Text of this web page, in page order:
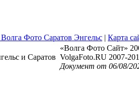
Фото Саратов Энгельс | Карта
и Саратов
«Волга Фото Сайт»
VolgaFoto.RU 2007-
Документ от 06/08/